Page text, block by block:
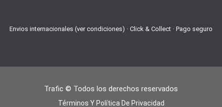
Envios internacionales (ver condiciones) · Click & Collect · Pago seguro
Trafic © Todos los derechos reservados
Términos Y Política De Privacidad